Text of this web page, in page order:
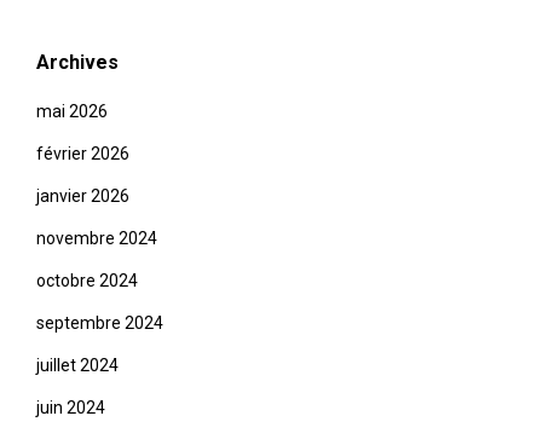
Archives
mai 2026
février 2026
janvier 2026
novembre 2024
octobre 2024
septembre 2024
juillet 2024
juin 2024